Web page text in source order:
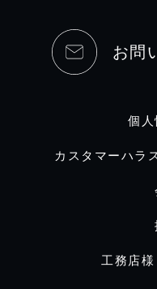
お問
個
カスタマーハラ
工務店